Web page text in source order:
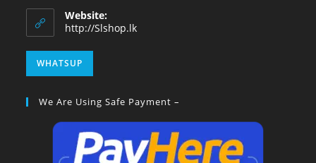
Website:
http://Slshop.lk
WHATSUP
We Are Using Safe Payment –